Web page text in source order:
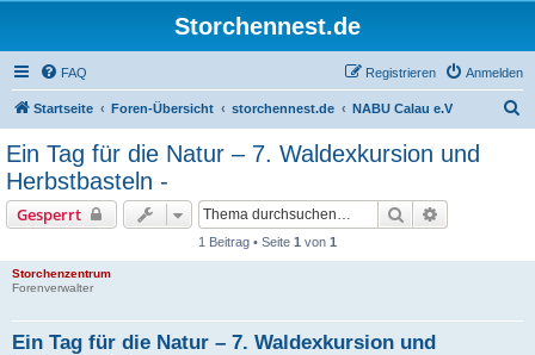
Storchennest.de
FAQ Anmelden
Registrieren
Startseite Foren-Übersicht storchennest.de NABU Calau e.V
Ein Tag für die Natur – 7. Waldexkursion und
Herbstbasteln -
Gesperrt Suche
1 Beitrag • Seite 1 von 1
Storchenzentrum
Forenverwalter
Ein Tag für die Natur – 7. Waldexkursion und